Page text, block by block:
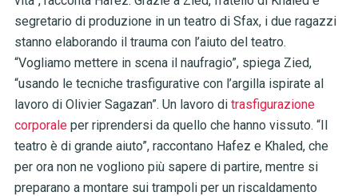
segretario di produzione in un teatro di Sfax, i due ragazzi
stanno elaborando il trauma con l’aiuto del teatro.
“Vogliamo mettere in scena il naufragio”, spiega Zied,
“usando le tecniche trasfigurative con l’argilla ispirate al
lavoro di Olivier Sagazan”. Un lavoro di trasfigurazione
corporaleper riprendersi da quello che hanno vissuto. “Il
teatro è di grande aiuto”, raccontano Hafez e Khaled, che
per ora non ne vogliono più sapere di partire, mentre si
preparano a montare sui trampoli per un riscaldamento